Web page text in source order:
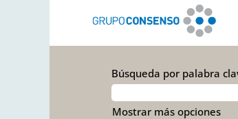
Búsqueda por palabra
Mostrar más opciones